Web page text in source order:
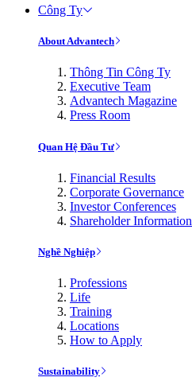
Công Ty
About Advantech
Thông Tin Công Ty
Executive Team
Advantech Magazine
Press Room
Quan Hệ Đầu Tư
Financial Results
Corporate Governance
Investor Conferences
Shareholder Information
Nghề Nghiệp
Professions
Life
Training
Locations
How to Apply
Sustainability